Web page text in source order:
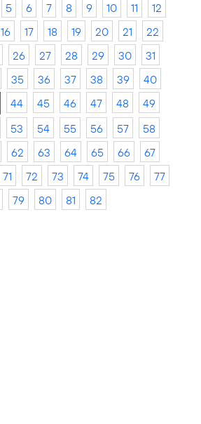
5 6 7 8 9 10 11
12
16 17 18 19 20 21
22
26 27 28 29 30
31
35 36 37 38 39
40
44 45 46 47 48
49
53 54 55 56 57
58
62 63 64 65 66
67
71 72 73 74 75 76
77
79 80 81 82